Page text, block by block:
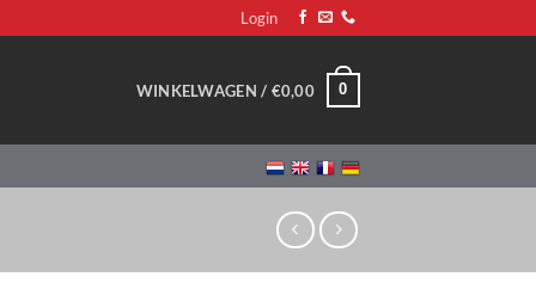
Login
WINKELWAGEN / €0,00 0